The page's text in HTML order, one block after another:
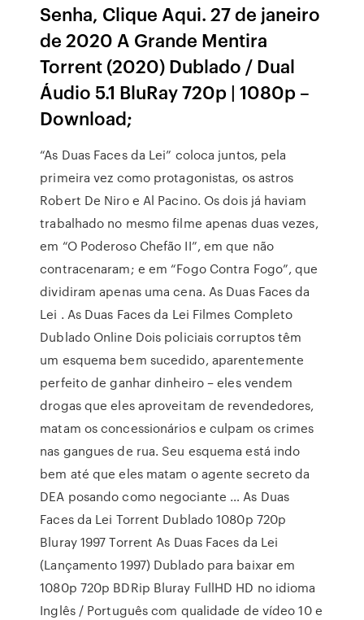
Senha, Clique Aqui. 27 de janeiro
de 2020 A Grande Mentira
Torrent (2020) Dublado / Dual
Áudio 5.1 BluRay 720p | 1080p –
Download;
“As Duas Faces da Lei” coloca juntos, pela
primeira vez como protagonistas, os astros
Robert De Niro e Al Pacino. Os dois já haviam
trabalhado no mesmo filme apenas duas vezes,
em “O Poderoso Chefão II”, em que não
contracenaram; e em “Fogo Contra Fogo”, que
dividiram apenas uma cena. As Duas Faces da
Lei . As Duas Faces da Lei Filmes Completo
Dublado Online Dois policiais corruptos têm
um esquema bem sucedido, aparentemente
perfeito de ganhar dinheiro – eles vendem
drogas que eles aproveitam de revendedores,
matam os concessionários e culpam os crimes
nas gangues de rua. Seu esquema está indo
bem até que eles matam o agente secreto da
DEA posando como negociante … As Duas
Faces da Lei Torrent Dublado 1080p 720p
Bluray 1997 Torrent As Duas Faces da Lei
(Lançamento 1997) Dublado para baixar em
1080p 720p BDRip Bluray FullHD HD no idioma
Inglês / Português com qualidade de vídeo 10 e